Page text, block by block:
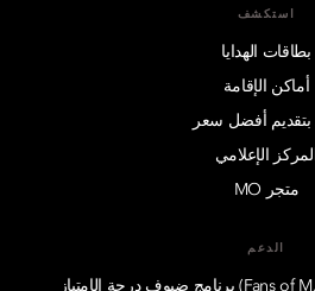
استكشف
بطاقات الهدايا
أماكن الإقامة
بتقديم أفضل سعر
المركز الإعلامي
متجر MO
الدعم